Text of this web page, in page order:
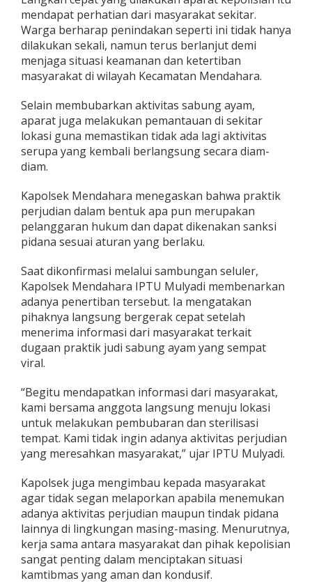
a
m
Y
a
n
g
e
m
p
a
t
a
l
mendapat perhatian dari masyarakat sekitar.
Warga berharap penindakan seperti ini tidak hanya
dilakukan sekali, namun terus berlanjut demi
menjaga situasi keamanan dan ketertiban
masyarakat di wilayah Kecamatan Mendahara.
Selain membubarkan aktivitas sabung ayam,
aparat juga melakukan pemantauan di sekitar
lokasi guna memastikan tidak ada lagi aktivitas
serupa yang kembali berlangsung secara diam-
diam.
Kapolsek Mendahara menegaskan bahwa praktik
perjudian dalam bentuk apa pun merupakan
pelanggaran hukum dan dapat dikenakan sanksi
pidana sesuai aturan yang berlaku.
Saat dikonfirmasi melalui sambungan seluler,
Kapolsek Mendahara IPTU Mulyadi membenarkan
adanya penertiban tersebut. Ia mengatakan
pihaknya langsung bergerak cepat setelah
menerima informasi dari masyarakat terkait
dugaan praktik judi sabung ayam yang sempat
viral.
“Begitu mendapatkan informasi dari masyarakat,
kami bersama anggota langsung menuju lokasi
untuk melakukan pembubaran dan sterilisasi
tempat. Kami tidak ingin adanya aktivitas perjudian
yang meresahkan masyarakat,” ujar IPTU Mulyadi.
Kapolsek juga mengimbau kepada masyarakat
agar tidak segan melaporkan apabila menemukan
adanya aktivitas perjudian maupun tindak pidana
lainnya di lingkungan masing-masing. Menurutnya,
kerja sama antara masyarakat dan pihak kepolisian
sangat penting dalam menciptakan situasi
kamtibmas yang aman dan kondusif.